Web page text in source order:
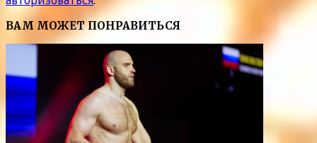
ВАМ МОЖЕТ ПОНРАВИТЬСЯ